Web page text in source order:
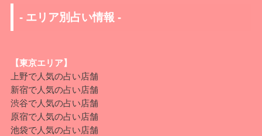
- エリア別占い情報 -
【東京エリア】
上野で人気の占い店舗
新宿で人気の占い店舗
渋谷で人気の占い店舗
原宿で人気の占い店舗
池袋で人気の占い店舗